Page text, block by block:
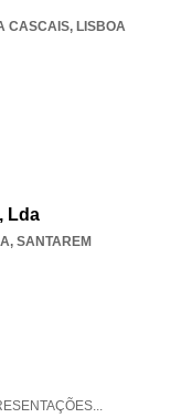
CASCAIS, LISBOA
Lda
, SANTAREM
...